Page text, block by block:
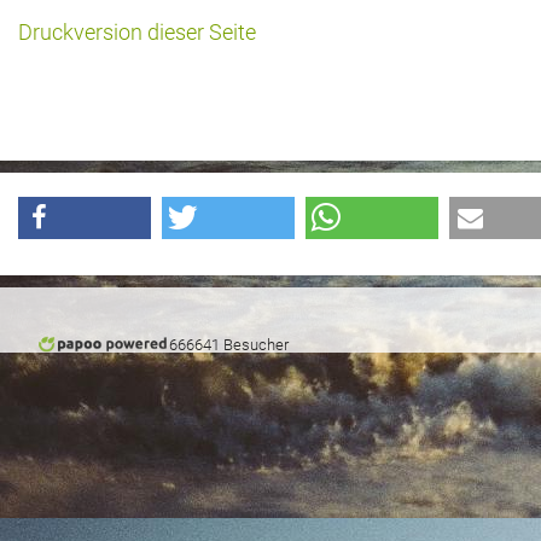
Images : ep Bildergalerien
Peter's "on-the-road" Tipps
Sprüche
Ganz speziell
Druckversion dieser Seite
666641 Besucher